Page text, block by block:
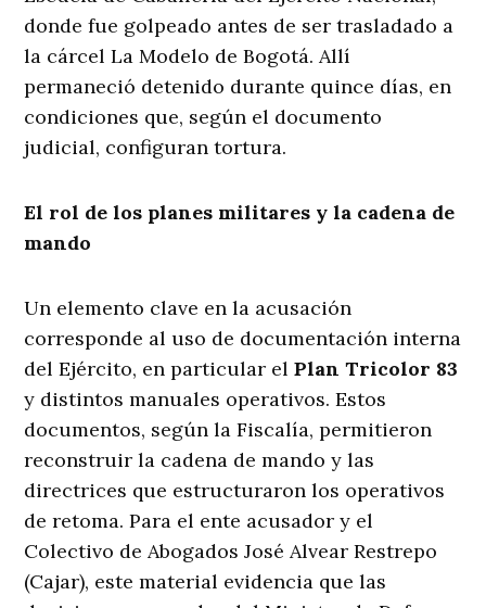
donde fue golpeado antes de ser trasladado a
la cárcel La Modelo de Bogotá. Allí
permaneció detenido durante quince días, en
condiciones que, según el documento
judicial, configuran tortura.
El rol de los planes militares y la cadena de
mando
Un elemento clave en la acusación
corresponde al uso de documentación interna
del Ejército, en particular elPlan Tricolor 83
y distintos manuales operativos. Estos
documentos, según la Fiscalía, permitieron
reconstruir la cadena de mando y las
directrices que estructuraron los operativos
de retoma. Para el ente acusador y el
Colectivo de Abogados José Alvear Restrepo
(Cajar), este material evidencia que las